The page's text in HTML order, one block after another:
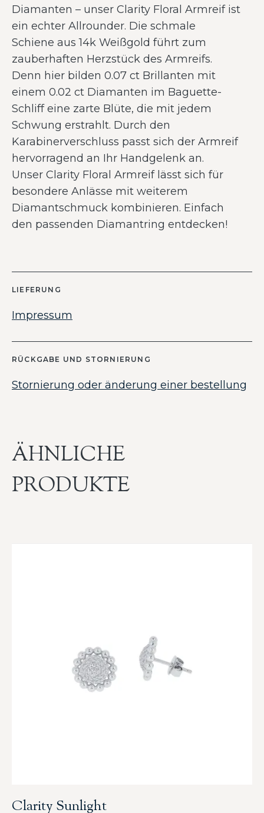
Diamanten – unser Clarity Floral Armreif ist
ein echter Allrounder. Die schmale
Schiene aus 14k Weißgold führt zum
zauberhaften Herzstück des Armreifs.
Denn hier bilden 0.07 ct Brillanten mit
einem 0.02 ct Diamanten im Baguette-
Schliff eine zarte Blüte, die mit jedem
Schwung erstrahlt. Durch den
Karabinerverschluss passt sich der Armreif
hervorragend an Ihr Handgelenk an.
Unser Clarity Floral Armreif lässt sich für
besondere Anlässe mit weiterem
Diamantschmuck kombinieren. Einfach
den passenden Diamantring entdecken!
LIEFERUNG
Impressum
RÜCKGABE UND STORNIERUNG
Stornierung oder änderung einer bestellung
ÄHNLICHE
PRODUKTE
Clarity Sunlight